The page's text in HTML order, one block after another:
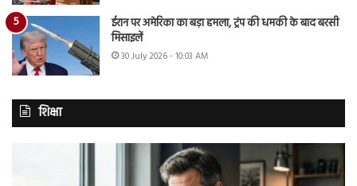
ईरान पर अमेरिका का बड़ा हमला, ट्रंप की धमकी के बाद बरसी
मिसाइलें
30 July 2026 - 10:03 AM
शिक्षा